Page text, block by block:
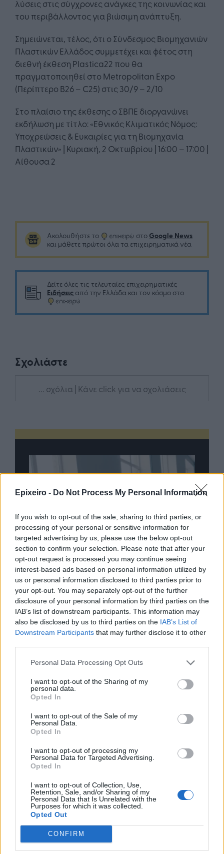
Epixeiro - Do Not Process My Personal Information
If you wish to opt-out of the sale, sharing to third parties, or
processing of your personal or sensitive information for
targeted advertising by us, please use the below opt-out
section to confirm your selection. Please note that after your
opt-out request is processed you may continue seeing
interest-based ads based on personal information utilized by
us or personal information disclosed to third parties prior to
your opt-out. You may separately opt-out of the further
disclosure of your personal information by third parties on the
IAB’s list of downstream participants. This information may
also be disclosed by us to third parties on the IAB’s List of
Downstream Participants that may further disclose it to other
Personal Data Processing Opt Outs
I want to opt-out of the Sharing of my
personal data.
Opted In
I want to opt-out of the Sale of my
Personal Data.
Opted In
I want to opt-out of processing my
Personal Data for Targeted Advertising.
Opted In
I want to opt-out of Collection, Use,
Retention, Sale, and/or Sharing of my
Personal Data that Is Unrelated with the
Purposes for which it was collected.
Opted Out
CONFIRM
λύσεις στις σύγχρονες ανάγκες της κοινωνίας και
του περιβάλλοντος για βιώσιμη ανάπτυξη.
Σημειώνεται, τέλος, ότι ο Σύνδεσμος Βιομηχανιών
Πλαστικών Ελλάδος συμμετέχει και φέτος στη
διεθνή έκθεση Plastica22 που θα
πραγματοποιηθεί στο Metropolitan Expo
(Περίπτερο B26 – C25) στις 30/9 – 2/10
Στο πλαίσιο της έκθεσης o ΣΒΠΕ διοργανώνει
εκδήλωση με τίτλο: «Εθνικός Κλιματικός Νόμος:
Υποχρεώσεις & Ευκαιρίες για τη Βιομηχανία
Πλαστικών» | Κυριακή, 2 Οκτωβρίου | 16:00 – 17:00 |
Aίθουσα 2
Ακολουθήστε το στο Google News
και μάθετε πρώτοι όλα τα επιχειρηματικά νέα
Δείτε όλες τις τελευταίες επιχειρηματικές
Ειδήσεις από την Ελλάδα και τον κόσμο στο
Σχολιάστε
... σχόλια | Κάνε click για να σχολιάσεις
TP Greece: Πώς διαμορφώνεται το
Η
Advertorial
λογαριασμό για τους Έλληνες
καταναλωτές
07/08/26 |17:17
Άνοδος στη χρήση chatbots για